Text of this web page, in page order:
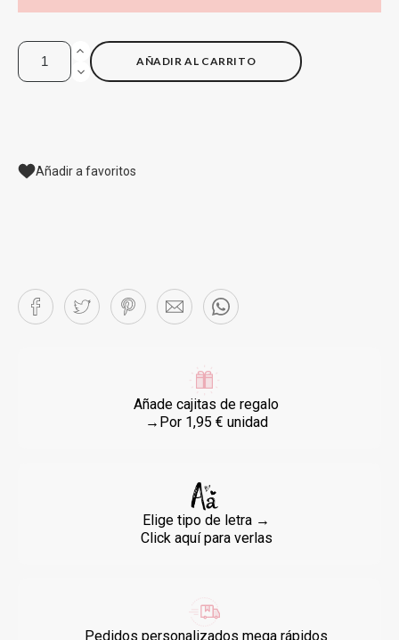
AÑADIR AL CARRITO
Añadir a favoritos
Añade cajitas de regalo
→Por 1,95 € unidad
Elige tipo de letra →
Click aquí para verlas
Pedidos personalizados mega rápidos